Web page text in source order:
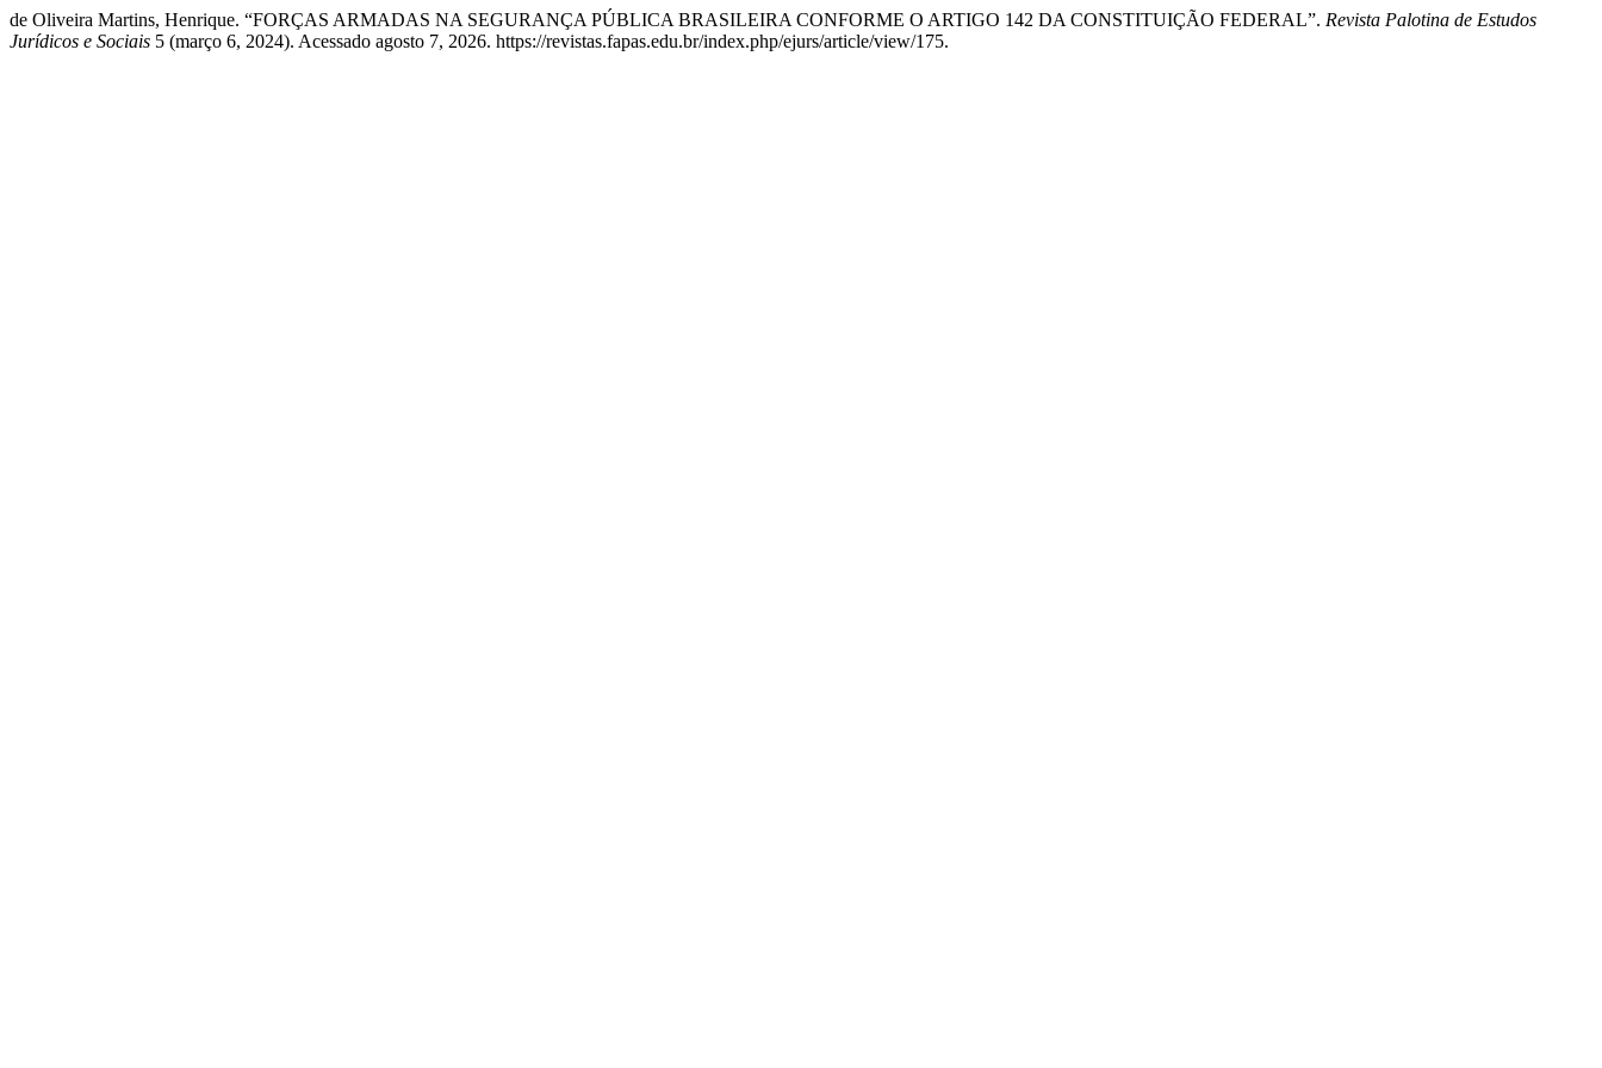
de Oliveira Martins, Henrique. “FORÇAS ARMADAS NA SEGURANÇA PÚBLICA BRASILEIRA CONFORME O ARTIGO 142 DA CONSTITUIÇÃO FEDERAL”. Revista Palotina de Estudos
Jurídicos e Sociais 5 (março 6, 2024). Acessado agosto 7, 2026. https://revistas.fapas.edu.br/index.php/ejurs/article/view/175.